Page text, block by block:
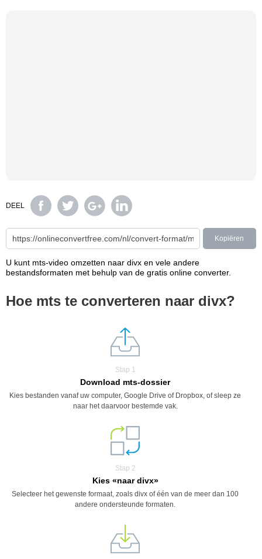
DEEL
Kopiëren
U kunt mts-video omzetten naar divx en vele andere
bestandsformaten met behulp van de gratis online converter.
Hoe mts te converteren naar divx?
Stap 1
Download mts-dossier
Kies bestanden vanaf uw computer, Google Drive of Dropbox, of sleep ze
naar het daarvoor bestemde vak.
Stap 2
Kies «naar divx»
Selecteer het gewenste formaat, zoals divx of één van de meer dan 100
andere ondersteunde formaten.